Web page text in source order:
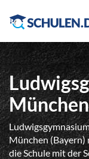
München
München (Bayern)
die Schule mit der